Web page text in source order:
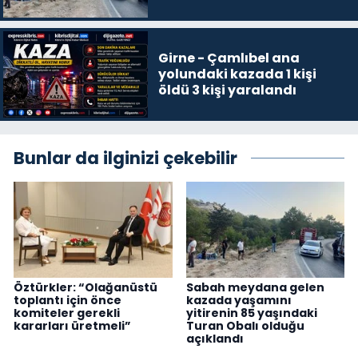
Girne - Çamlıbel ana
yolundaki kazada 1 kişi
öldü 3 kişi yaralandı
Bunlar da ilginizi çekebilir
Öztürkler: “Olağanüstü
toplantı için önce
komiteler gerekli
kararları üretmeli”
Sabah meydana gelen
kazada yaşamını
yitirenin 85 yaşındaki
Turan Obalı olduğu
açıklandı